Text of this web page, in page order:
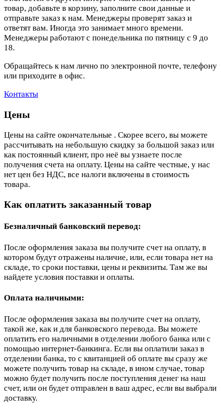
товар, добавьте в корзину, заполните свои данные и
отправьте заказ к нам. Менеджеры проверят заказ и
ответят вам. Иногда это занимает много времени.
Менеджеры работают с понедельника по пятницу с 9 до
18.
Обращайтесь к нам лично по электронной почте, телефону
или приходите в офис.
Контакты
Цены
Цены на сайте окончательные . Скорее всего, вы можете
рассчитывать на небольшую скидку за большой заказ или
как постоянный клиент, про неё вы узнаете после
получения счета на оплату. Цены на сайте честные, у нас
нет цен без НДС, все налоги включены в стоимость
товара.
Как оплатить заказанный товар
Безналичный банковский перевод:
После оформления заказа вы получите счет на оплату, в
котором будут отражены наличие, или, если товара нет на
складе, то сроки поставки, цены и реквизиты. Там же вы
найдете условия поставки и оплаты.
Оплата наличными:
После оформления заказа вы получите счет на оплату,
такой же, как и для банковского перевода. Вы можете
оплатить его наличными в отделении любого банка или с
помощью интернет-банкинга. Если вы оплатили заказ в
отделении банка, то с квитанцией об оплате вы сразу же
можете получить товар на складе, в ином случае, товар
можно будет получить после поступления денег на наш
счет, или он будет отправлен в ваш адрес, если вы выбрали
доставку.